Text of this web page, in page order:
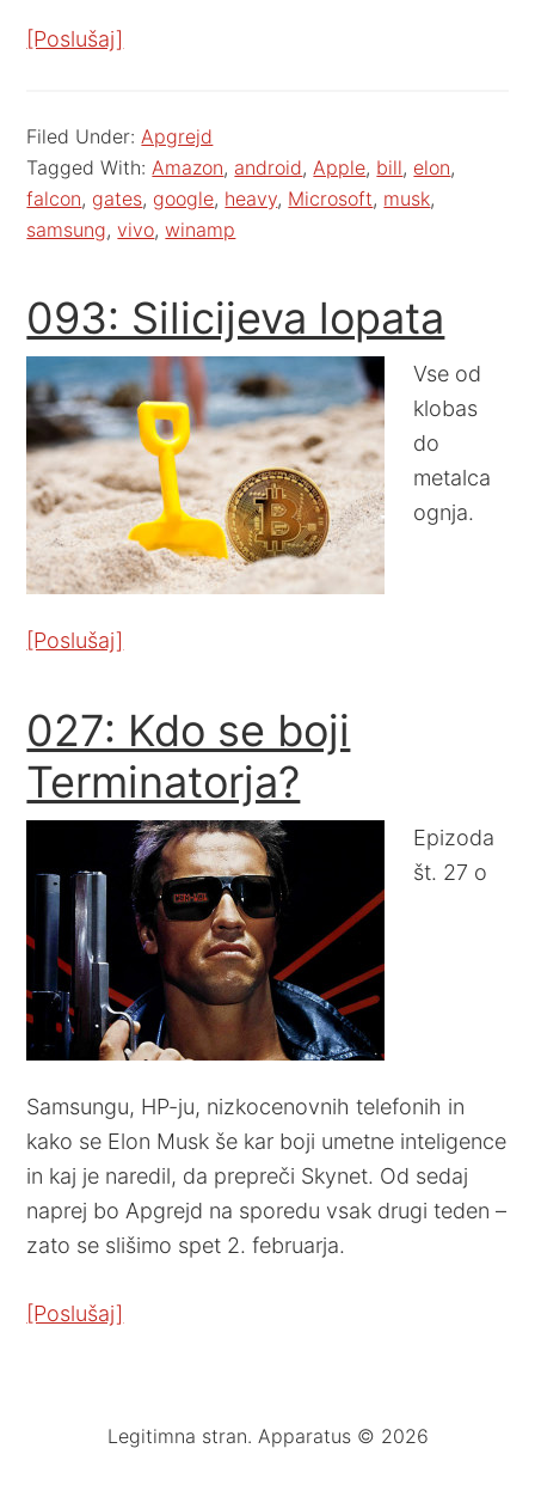
[Poslušaj]
Filed Under:Apgrejd
Tagged With:Amazon, android,Apple, bill, elon,
falcon, gates, google, heavy, Microsoft, musk,
samsung,vivo,winamp
093: Silicijeva lopata
Vse od
klobas
do
metalca
ognja.
[Poslušaj]
027: Kdo se boji
Terminatorja?
Epizoda
št. 27 o
Samsungu, HP-ju, nizkocenovnih telefonih in
kako se Elon Musk še kar boji umetne inteligence
in kaj je naredil, da prepreči Skynet. Od sedaj
naprej bo Apgrejd na sporedu vsak drugi teden –
zato se slišimo spet 2. februarja.
[Poslušaj]
Legitimna stran. Apparatus © 2026